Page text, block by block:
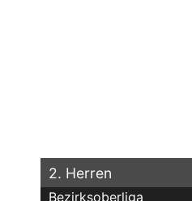
2. Herren
Bezirksoberliga